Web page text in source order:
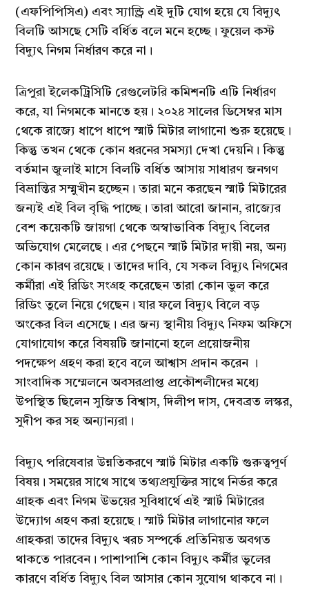
(এফপিপিসিএ) এবং স্যান্ড্রি এই দুটি যোগ হয়ে যে বিদ্যুৎ
বিলটি আসছে সেটি বর্ধিত বলে মনে হচ্ছে। ফুয়েল কস্ট
বিদ্যুৎ নিগম নির্ধারণ করে না।
ত্রিপুরা ইলেকট্রিসিটি রেগুলেটরি কমিশনটি এটি নির্ধারণ
করে, যা নিগমকে মানতে হয়। ২০২৪ সালের ডিসেম্বর মাস
থেকে রাজ্যে ধাপে ধাপে স্মার্ট মিটার লাগানো শুরু হয়েছে।
কিন্তু তখন থেকে কোন ধরনের সমস্যা দেখা দেয়নি। কিন্তু
বর্তমান জুলাই মাসে বিলটি বর্ধিত আসায় সাধারণ জনগণ
বিভ্রান্তির সম্মুখীন হচ্ছেন। তারা মনে করছেন স্মার্ট মিটারের
জন্যই এই বিল বৃদ্ধি পাচ্ছে। তারা আরো জানান, রাজ্যের
বেশ কয়েকটি জায়গা থেকে অস্বাভাবিক বিদ্যুৎ বিলের
অভিযোগ মেলেছে। এর পেছনে স্মার্ট মিটার দায়ী নয়, অন্য
কোন কারণ রয়েছে। তাদের দাবি, যে সকল বিদ্যুৎ নিগমের
কর্মীরা এই রিডিং সংগ্রহ করেছেন তারা কোন ভুল করে
রিডিং তুলে নিয়ে গেছেন। যার ফলে বিদ্যুৎ বিলে বড়
অংকের বিল এসেছে। এর জন্য স্থানীয় বিদ্যুৎ নিফম অফিসে
যোগাযোগ করে বিষয়টি জানানো হলে প্রয়োজনীয়
পদক্ষেপ গ্রহণ করা হবে বলে আশ্বাস প্রদান করেন ।
সাংবাদিক সম্মেলনে অবসরপ্রাপ্ত প্রকৌশলীদের মধ্যে
উপস্থিত ছিলেন সুজিত বিশ্বাস, দিলীপ দাস, দেবব্রত লস্কর,
সুদীপ কর সহ অন্যান্যরা।
বিদ্যুৎ পরিষেবার উন্নতিকরণে স্মার্ট মিটার একটি গুরুত্বপূর্ণ
বিষয়। সময়ের সাথে সাথে তথ্যপ্রযুক্তির সাথে নির্ভর করে
গ্রাহক এবং নিগম উভয়ের সুবিধার্থে এই স্মার্ট মিটারের
উদ্যোগ গ্রহণ করা হয়েছে। স্মার্ট মিটার লাগানোর ফলে
গ্রাহকরা তাদের বিদ্যুৎ খরচ সম্পর্কে প্রতিনিয়ত অবগত
থাকতে পারবেন। পাশাপাশি কোন বিদ্যুৎ কর্মীর ভুলের
কারণে বর্ধিত বিদ্যুৎ বিল আসার কোন সুযোগ থাকবে না।